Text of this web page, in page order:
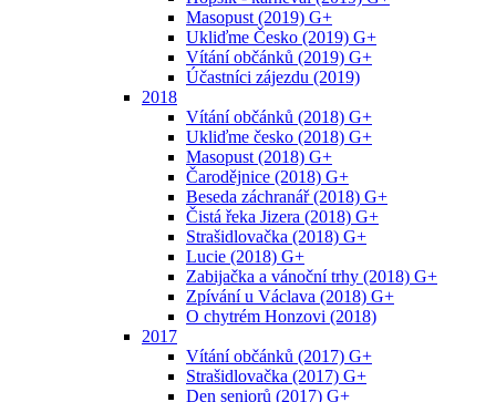
Masopust (2019) G+
Ukliďme Česko (2019) G+
Vítání občánků (2019) G+
Účastníci zájezdu (2019)
2018
Vítání občánků (2018) G+
Ukliďme česko (2018) G+
Masopust (2018) G+
Čarodějnice (2018) G+
Beseda záchranář (2018) G+
Čistá řeka Jizera (2018) G+
Strašidlovačka (2018) G+
Lucie (2018) G+
Zabijačka a vánoční trhy (2018) G+
Zpívání u Václava (2018) G+
O chytrém Honzovi (2018)
2017
Vítání občánků (2017) G+
Strašidlovačka (2017) G+
Den seniorů (2017) G+